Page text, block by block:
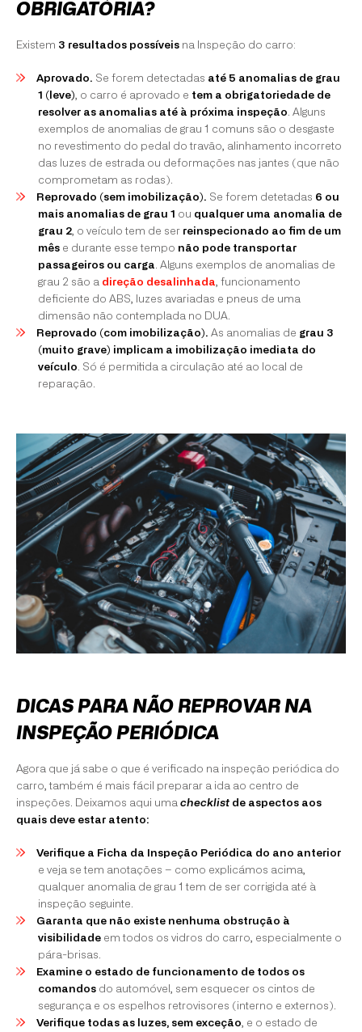
OBRIGATÓRIA?
Existem 3 resultados possíveis na Inspeção do carro:
Aprovado. Se forem detectadas até 5 anomalias de grau
1 (leve), o carro é aprovado e tem a obrigatoriedade de
resolver as anomalias até à próxima inspeção. Alguns
exemplos de anomalias de grau 1 comuns são o desgaste
no revestimento do pedal do travão, alinhamento incorreto
das luzes de estrada ou deformações nas jantes (que não
comprometam as rodas).
Reprovado (sem imobilização). Se forem detetadas 6 ou
mais anomalias de grau 1 ou qualquer uma anomalia de
grau 2, o veículo tem de ser reinspecionado ao fim de um
mês e durante esse tempo não pode transportar
passageiros ou carga. Alguns exemplos de anomalias de
grau 2 são a direção desalinhada, funcionamento
deficiente do ABS, luzes avariadas e pneus de uma
dimensão não contemplada no DUA.
Reprovado (com imobilização). As anomalias de grau 3
(muito grave) implicam a imobilização imediata do
veículo. Só é permitida a circulação até ao local de
reparação.
DICAS PARA NÃO REPROVAR NA
INSPEÇÃO PERIÓDICA
Agora que já sabe o que é verificado na inspeção periódica do
carro, também é mais fácil preparar a ida ao centro de
inspeções. Deixamos aqui uma checklist de aspectos aos
quais deve estar atento:
Verifique a Ficha da Inspeção Periódica do ano anterior
e veja se tem anotações – como explicámos acima,
qualquer anomalia de grau 1 tem de ser corrigida até à
inspeção seguinte.
Garanta que não existe nenhuma obstrução à
visibilidade em todos os vidros do carro, especialmente o
pára-brisas.
Examine o estado de funcionamento de todos os
comandos do automóvel, sem esquecer os cintos de
segurança e os espelhos retrovisores (interno e externos).
Verifique todas as luzes, sem exceção, e o estado de